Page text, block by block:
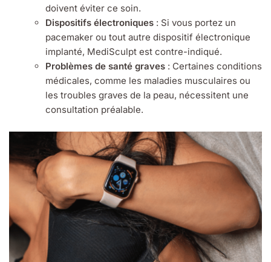
doivent éviter ce soin.
Dispositifs électroniques : Si vous portez un
pacemaker ou tout autre dispositif électronique
implanté, MediSculpt est contre-indiqué.
Problèmes de santé graves : Certaines conditions
médicales, comme les maladies musculaires ou
les troubles graves de la peau, nécessitent une
consultation préalable.